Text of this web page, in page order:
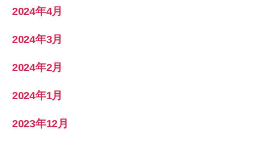
2024年4月
2024年3月
2024年2月
2024年1月
2023年12月